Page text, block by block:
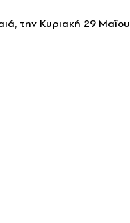
την Κυριακή 29 Μαΐου